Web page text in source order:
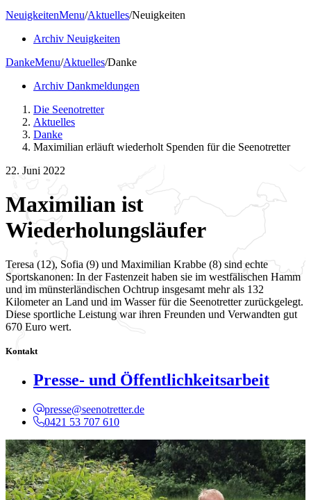
NeuigkeitenMenu/Aktuelles/Neuigkeiten
Archiv Neuigkeiten
DankeMenu/Aktuelles/Danke
Archiv Dankmeldungen
Die Seenotretter
Aktuelles
Danke
Maximilian erläuft wiederholt Spenden für die Seenotretter
22. Juni 2022
Maximilian ist
Wiederholungsläufer
Teresa (12), Sofia (9) und Maximilian Krabbe (8) sind echte
Sportskanonen: In der Fastenzeit haben sie im westfälischen Hamm
und im münsterländischen Ochtrup insgesamt mehr als 132
Kilometer an Land und im Wasser für die Seenotretter zurückgelegt.
Diese sportliche Leistung war ihren Freunden und Verwandten gut
670 Euro wert.
Kontakt
Presse- und Öffentlichkeitsarbeit
presse@seenotretter.de
0421 53 707 610